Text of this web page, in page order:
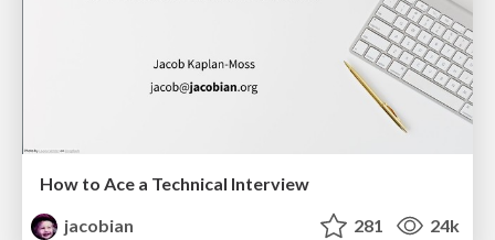
How to Ace a Technical Interview
jacobian
281 24k